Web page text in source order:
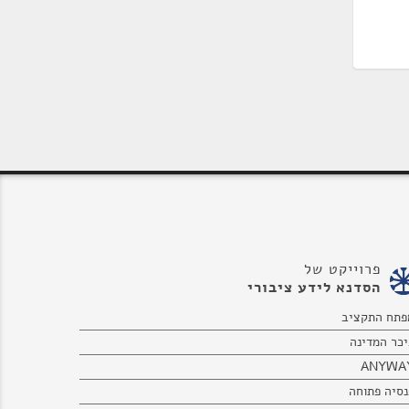
פרוייקט של
הסדנא לידע ציבורי
התקציב
המדינה
פתוחה